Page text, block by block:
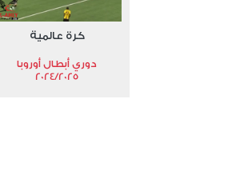
كرة عالمية
دوري أبطال أوروبا
2024/2025